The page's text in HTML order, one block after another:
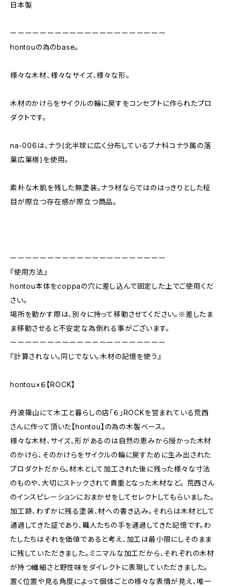
日本製
ーーーーーーーーーーーーーーーーーーーーー
hontouの為のbase。
様々な木材、様々なサイズ、様々な形。
木材のかけらをサイクルの輪に戻すをコンセプトに作られたプロ
ダクトです。
na-006は、ナラ(北半球に広く分布しているブナ科コナラ属の落
葉広葉樹)を使用。
素朴な木肌を残した無塗装。ナラ材ならではのはっきりとした柾
目が際立つ存在感が際立つ商品。
ーーーーーーーーーーーーーーーーーーーーー
『使用方法』
hontou本体をcoppaの穴に差し込んで固定した上でご使用くだ
さい。
場所を動かす際は、別々に持って移動させてください。※差したま
ま移動させると不安定な為倒れる事がございます。
ーーーーーーーーーーーーーーーーーーーーー
『計算されない。同じでない。木材の記憶を使う』
hontou×６【ROCK】
丹波篠山にて木工と暮らしの店「６」ROCKを営まれている荒西
さんに作って頂いた【hontou】の為の木製ベース。
様々な木材、サイズ、形があるのは自然の恵みから授かった木材
のかけら、そのかけらをサイクルの輪に戻すために生み出された
プロダクトだから。材木として加工された後に残った様々な寸法
のものや、大切にストックされて貴重となった木材など。 荒西さん
のインスピレーションにおまかせをしてセレクトしてもらいました。
加工跡、わずかに残る塗装、材への書き込み。それらは木材として
通過してきた証であり、職人たちの手を通過してきた記憶です。わ
たしたちはそれを価値であると考え、加工は最小限にしそのまま
に残していただきました。ミニマルな加工だから、それぞれの木材
が持つ繊細さと野性味をダイレクトに表現していただきました。
置く位置や見る角度によって個体ごとの様々な表情が見え、唯一